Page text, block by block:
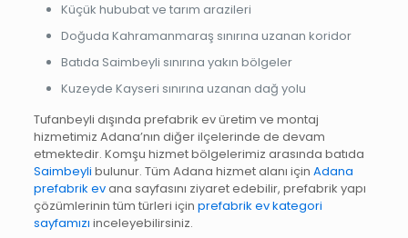
Küçük hububat ve tarım arazileri
Doğuda Kahramanmaraş sınırına uzanan koridor
Batıda Saimbeyli sınırına yakın bölgeler
Kuzeyde Kayseri sınırına uzanan dağ yolu
Tufanbeyli dışında prefabrik ev üretim ve montaj
hizmetimiz Adana’nın diğer ilçelerinde de devam
etmektedir. Komşu hizmet bölgelerimiz arasında batıda
Saimbeyli bulunur. Tüm Adana hizmet alanı için Adana
prefabrik evana sayfasını ziyaret edebilir, prefabrik yapı
çözümlerinin tüm türleri için prefabrik ev kategori
sayfamızı inceleyebilirsiniz.